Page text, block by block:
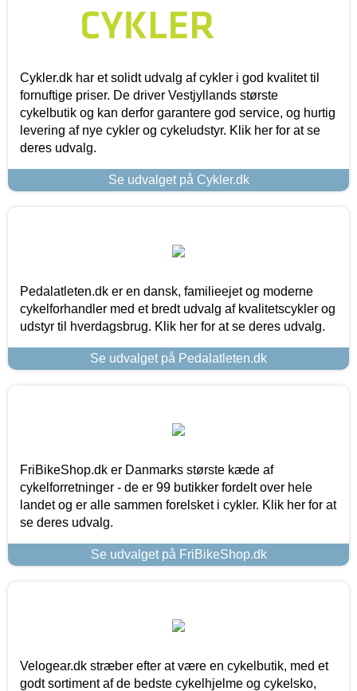
Cykler.dk har et solidt udvalg af cykler i god kvalitet til
fornuftige priser. De driver Vestjyllands største
cykelbutik og kan derfor garantere god service, og hurtig
levering af nye cykler og cykeludstyr. Klik her for at se
deres udvalg.
Se udvalget på Cykler.dk
Pedalatleten.dk er en dansk, familieejet og moderne
cykelforhandler med et bredt udvalg af kvalitetscykler og
udstyr til hverdagsbrug. Klik her for at se deres udvalg.
Se udvalget på Pedalatleten.dk
FriBikeShop.dk er Danmarks største kæde af
cykelforretninger - de er 99 butikker fordelt over hele
landet og er alle sammen forelsket i cykler. Klik her for at
se deres udvalg.
Se udvalget på FriBikeShop.dk
Velogear.dk stræber efter at være en cykelbutik, med et
godt sortiment af de bedste cykelhjelme og cykelsko,